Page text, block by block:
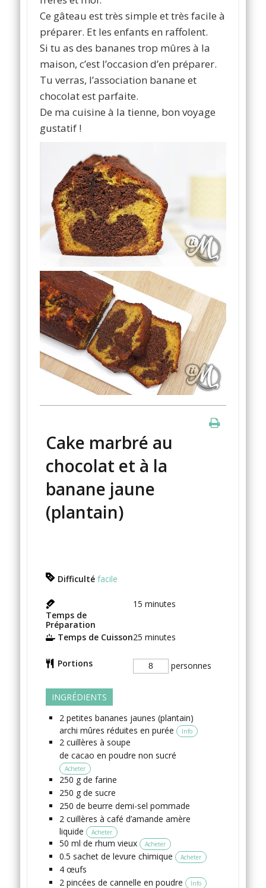
Ce gâteau est très simple et très facile à
préparer. Et les enfants en raffolent.
Si tu as des bananes trop mûres à la
maison, c’est l’occasion d’en préparer.
Tu verras, l’association banane et
chocolat est parfaite.
De ma cuisine à la tienne, bon voyage
gustatif !
Cake marbré au
chocolat et à la
banane jaune
(plantain)
Difficulté facile
Temps de
Préparation
15 minutes
Temps de Cuisson25 minutes
Portions personnes
INGRÉDIENTS
2 petites bananes jaunes (plantain)
archi mûres réduites en purée
Info
2 cuillères à soupe
de cacao en poudre non sucré
Acheter
250 g de farine
250 g de sucre
250 de beurre demi-sel pommade
2 cuillères à café d’amande amère
liquide
Acheter
50 ml de rhum vieux Acheter
0.5 sachet de levure chimique Acheter
4 œufs
2 pincées de cannelle en poudre Info